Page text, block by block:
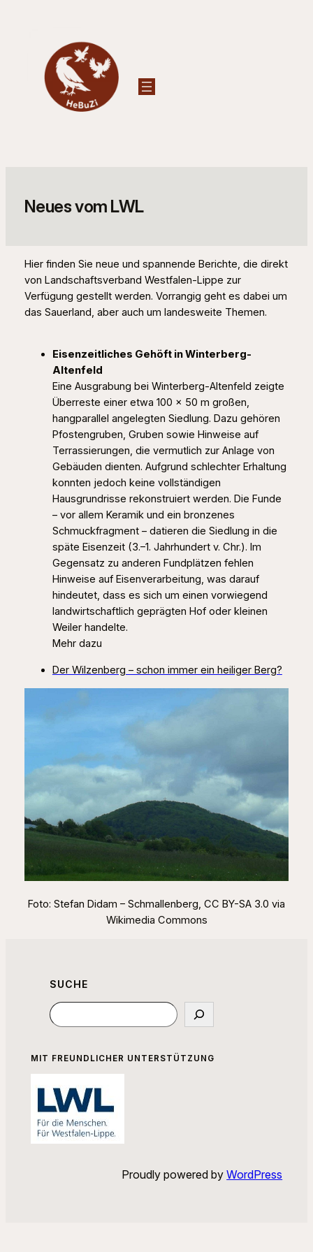
Neues vom LWL
Hier finden Sie neue und spannende Berichte, die direkt
von Landschaftsverband Westfalen-Lippe zur
Verfügung gestellt werden. Vorrangig geht es dabei um
das Sauerland, aber auch um landesweite Themen.
Eisenzeitliches Gehöft in Winterberg-
Altenfeld
Eine Ausgrabung bei Winterberg-Altenfeld zeigte
Überreste einer etwa 100 × 50 m großen,
hangparallel angelegten Siedlung. Dazu gehören
Pfostengruben, Gruben sowie Hinweise auf
Terrassierungen, die vermutlich zur Anlage von
Gebäuden dienten. Aufgrund schlechter Erhaltung
konnten jedoch keine vollständigen
Hausgrundrisse rekonstruiert werden. Die Funde
– vor allem Keramik und ein bronzenes
Schmuckfragment – datieren die Siedlung in die
späte Eisenzeit (3.–1. Jahrhundert v. Chr.). Im
Gegensatz zu anderen Fundplätzen fehlen
Hinweise auf Eisenverarbeitung, was darauf
hindeutet, dass es sich um einen vorwiegend
landwirtschaftlich geprägten Hof oder kleinen
Weiler handelte.
Mehr dazu
Der Wilzenberg – schon immer ein heiliger Berg?
Foto: Stefan Didam – Schmallenberg, CC BY-SA 3.0 via
Wikimedia Commons
SUCHE
Suchen
MIT FREUNDLICHER UNTERSTÜTZUNG
Proudly powered byWordPress